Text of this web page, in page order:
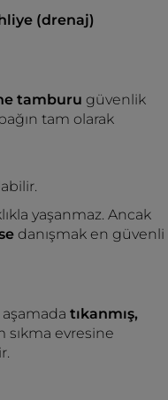
(drenaj)
tamburu güvenlik
tam olarak
yaşanmaz. Ancak
danışmak en güvenli
tıkanmış,
sıkma evresine